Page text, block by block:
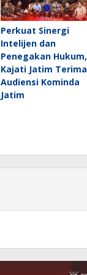
Perkuat Sinergi
Intelijen dan
Penegakan Hukum,
Kajati Jatim Terima
Audiensi Kominda
Jatim